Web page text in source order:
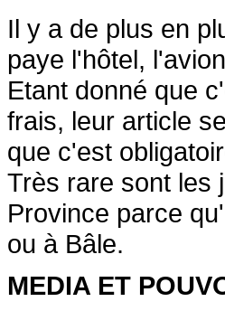
Il y a de plus en
paye l'hôtel,
Etant donné que
frais, leur article
que c'est
Très rare sont les
Province parce
ou à Bâle.
MEDIA ET